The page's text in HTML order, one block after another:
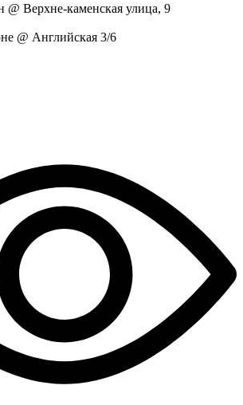
Верхне-каменская улица, 9